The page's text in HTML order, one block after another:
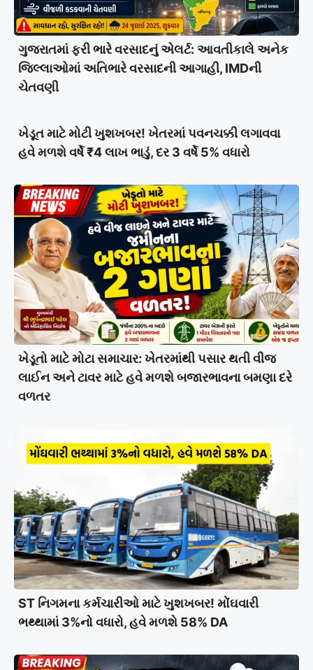
ગુજરાતમાં ફરી ભારે વરસાદનું એલર્ટ: આવતીકાલે અનેક
જિલ્લાઓમાં અતિભારે વરસાદની આગાહી, IMDની
ચેતવણી
ખેડૂત માટે મોટી ખુશખબર! ખેતરમાં પવનચક્કી લગાવવા
હવે મળશે વર્ષે ₹4 લાખ ભાડું, દર 3 વર્ષે 5% વધારો
ખેડૂતો માટે મોટા સમાચાર: ખેતરમાંથી પસાર થતી વીજ
લાઈન અને ટાવર માટે હવે મળશે બજારભાવના બમણા દરે
વળતર
ST નિગમના કર્મચારીઓ માટે ખુશખબર! મોંઘવારી
ભથ્થામાં 3%નો વધારો, હવે મળશે 58% DA